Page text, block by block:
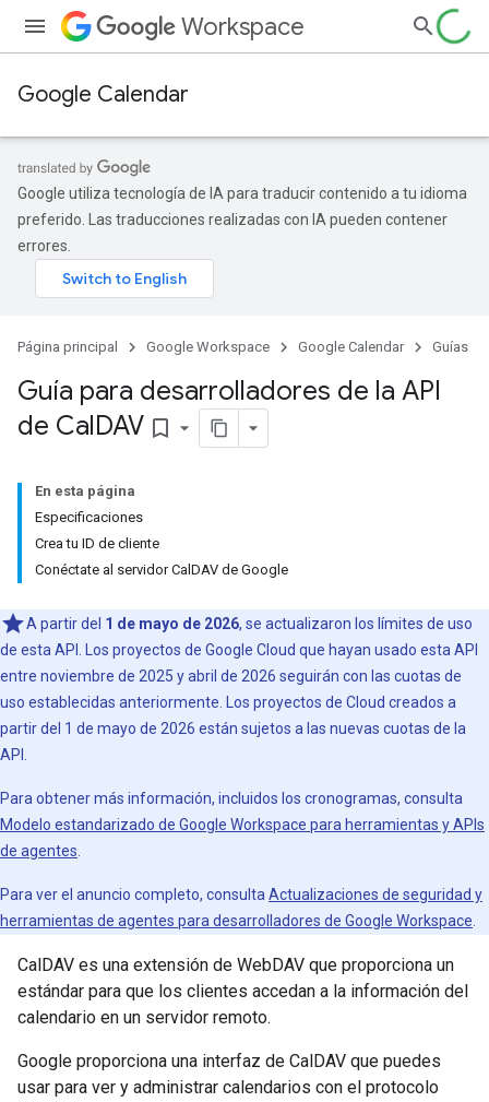
Workspace
Google Calendar
Google utiliza tecnología de IA para traducir contenido a tu idioma
preferido. Las traducciones realizadas con IA pueden contener
errores.
Página principal Google Workspace Google Calendar Guías
Guía para desarrolladores de la API
de CalDAV bookmark_border
En esta página
Especificaciones
Crea tu ID de cliente
Conéctate al servidor CalDAV de Google
A partir del 1 de mayo de 2026, se actualizaron los límites de uso
de esta API. Los proyectos de Google Cloud que hayan usado esta API
entre noviembre de 2025 y abril de 2026 seguirán con las cuotas de
uso establecidas anteriormente. Los proyectos de Cloud creados a
partir del 1 de mayo de 2026 están sujetos a las nuevas cuotas de la
API.
Para obtener más información, incluidos los cronogramas, consulta
Modelo estandarizado de Google Workspace para herramientas y APIs
de agentes
Para ver el anuncio completo, consulta Actualizaciones de seguridad y
herramientas de agentes para desarrolladores de Google Workspace
CalDAV es una extensión de WebDAV que proporciona un
estándar para que los clientes accedan a la información del
calendario en un servidor remoto.
Google proporciona una interfaz de CalDAV que puedes
usar para ver y administrar calendarios con el protocolo